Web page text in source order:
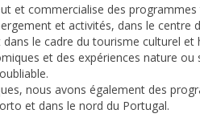
et commercialise des
et activités, dans le centre
le cadre du tourisme culturel
et des expériences nature ou
nous avons également des
et dans le nord du Portugal.